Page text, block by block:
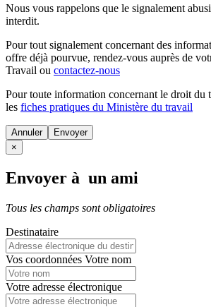
Nous vous rappelons que le signalement
interdit.
Pour tout signalement concernant des
offre déjà pourvue, rendez-vous auprès de
Travail ou contactez-nous
Pour toute information concernant le droit du
les fiches pratiques du Ministère du travail
Annuler
×
Envoyer à un ami
Tous les champs sont obligatoires
Destinataire
Vos coordonnées Votre nom
Votre adresse électronique